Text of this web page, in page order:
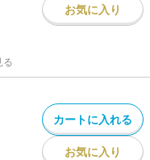
お気に入り
る
カートに入れる
お気に入り